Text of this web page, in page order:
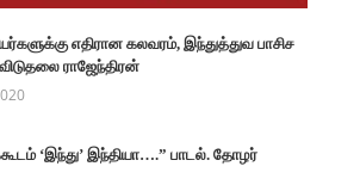
எதிரான கலவரம், இந்துத்துவ பாசிச
ராஜேந்திரன்
‘இந்து’ இந்தியா….” பாடல். தோழர்